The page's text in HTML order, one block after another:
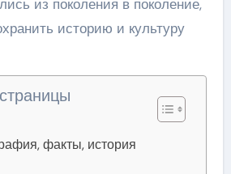
из поколения в поколение,
историю и культуру
факты, история